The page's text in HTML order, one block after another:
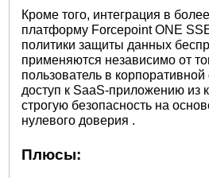
Кроме того, интеграция в
платформу Forcepoint ONE
политики защиты данных
применяются независимо от
пользователь в корпоративной
доступ к SaaS-приложению из
строгую безопасность на
нулевого доверия .
Плюсы: